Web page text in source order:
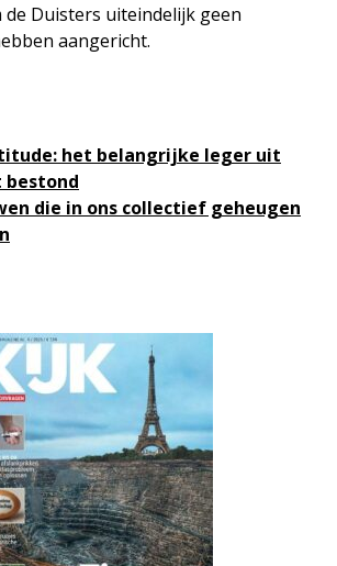
Duisters uiteindelijk geen
aangericht.
het belangrijke leger uit
bestond
die in ons collectief geheugen